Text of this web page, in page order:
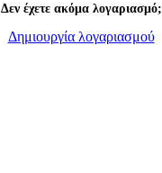
Δεν έχετε ακόμα λογαριασμό;
Δημιουργία λογαριασμού